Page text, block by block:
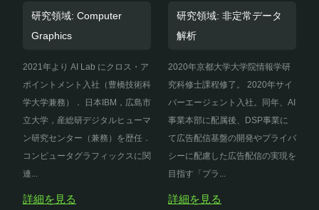
研究領域: Computer
Graphics
2021年より AI Lab にクロス・ア
ポイントメント入社（豊橋技術科
学大学兼務）． 日本IBM，広島市
立大学，産総研デジタルヒューマ
ン研究センター（兼務）を歴任．
コンピュータグラフィックスに関
連...
詳細を見る
研究領域: 非定常データ
解析
2020年京都大学大学院情報学研
究科修士課程修了。 2020年サイ
バーエージェント入社。同年、AI
事業本部に配属後、DSP事業に
て広告配信基盤の開発やプライバ
シーに配慮した広告配信の実現を
目指す「プラ...
詳細を見る